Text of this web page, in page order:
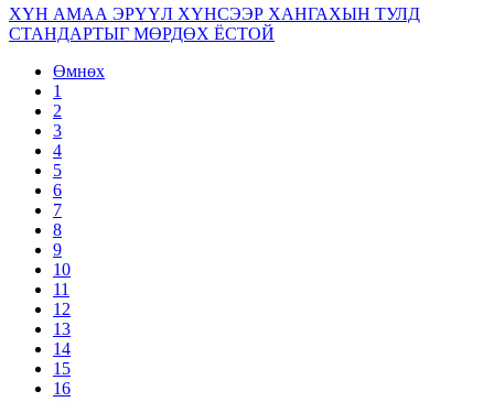
ХҮН АМАА ЭРҮҮЛ ХҮНСЭЭР ХАНГАХЫН ТУЛД
СТАНДАРТЫГ МӨРДӨХ ЁСТОЙ
Өмнөх
1
2
3
4
5
6
7
8
9
10
11
12
13
14
15
16